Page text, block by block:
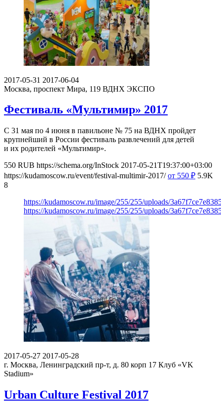
2017-05-31 2017-06-04
Москва, проспект Мира, 119 ВДНХ ЭКСПО
Фестиваль «Мультимир» 2017
С 31 мая по 4 июня в павильоне № 75 на ВДНХ пройдет
крупнейший в России фестиваль развлечений для детей
и их родителей «Мультимир».
550 RUB https://schema.org/InStock 2017-05-21T19:37:00+03:00
https://kudamoscow.ru/event/festival-multimir-2017/ от 550 ₽ 5.9K
8
https://kudamoscow.ru/image/255/255/uploads/
https://kudamoscow.ru/image/255/255/uploads/
2017-05-27 2017-05-28
г. Москва, Ленинградский пр-т, д. 80 корп 17 Клуб «VK
Stadium»
Urban Culture Festival 2017